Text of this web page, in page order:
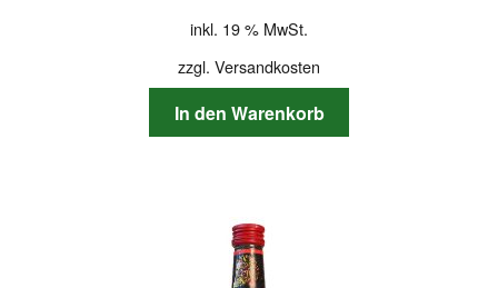
inkl. 19 % MwSt.
zzgl. Versandkosten
In den Warenkorb